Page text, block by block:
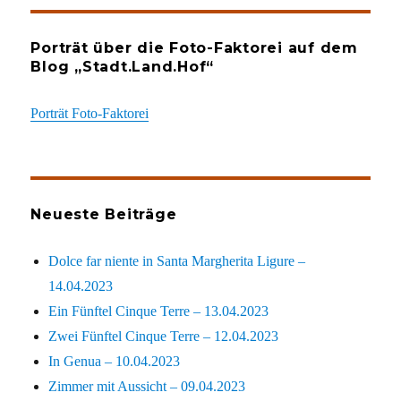
Porträt über die Foto-Faktorei auf dem
Blog „Stadt.Land.Hof“
Porträt Foto-Faktorei
Neueste Beiträge
Dolce far niente in Santa Margherita Ligure –
14.04.2023
Ein Fünftel Cinque Terre – 13.04.2023
Zwei Fünftel Cinque Terre – 12.04.2023
In Genua – 10.04.2023
Zimmer mit Aussicht – 09.04.2023